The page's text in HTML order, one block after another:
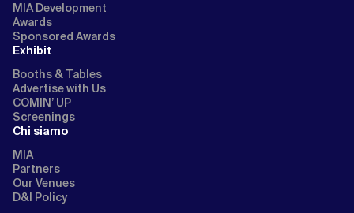
MIA Development
Awards
Sponsored Awards
Exhibit
Booths & Tables
Advertise with Us
COMIN’ UP
Screenings
Chi siamo
MIA
Partners
Our Venues
D&I Policy